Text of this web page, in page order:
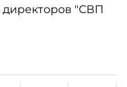
директоров "СВП